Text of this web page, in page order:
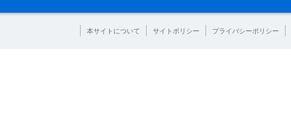
本サイトについて サイトポリシー プライバシーポリシー